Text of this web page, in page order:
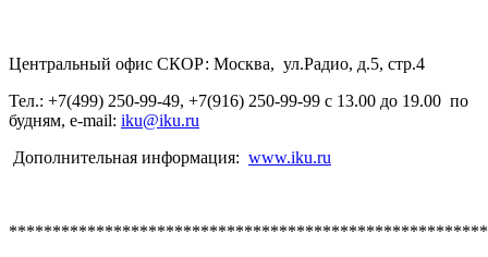
Центральный офис СКОР: Москва, ул.Радио, д.5, стр.4
Тел.: +7(499) 250-99-49, +7(916) 250-99-99 с 13.00 до 19.00 по
будням, e-mail: iku@iku.ru
Дополнительная информация: www.iku.ru